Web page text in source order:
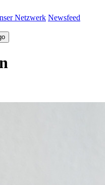
Netzwerk Newsfeed